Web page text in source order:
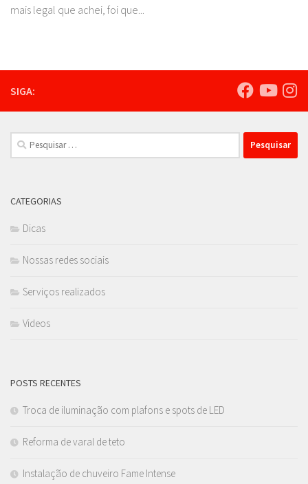
mais legal que achei, foi que...
SIGA:
Pesquisar
por:
CATEGORIAS
Dicas
Nossas redes sociais
Serviços realizados
Videos
POSTS RECENTES
Troca de iluminação com plafons e spots de LED
Reforma de varal de teto
Instalação de chuveiro Fame Intense